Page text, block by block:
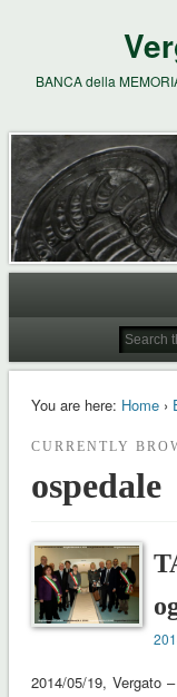
BANCA della
You are here: Home›
CURRENTLY
ospedale
2014/05/19, Vergato